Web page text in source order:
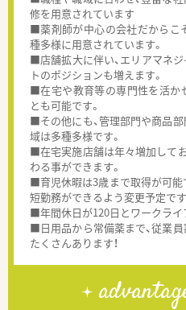
修を用意されています
■薬剤師が中心の会社だからこ
種多様に用意されています。
■店舗拡大に伴い、エリアマネ
トのポジションも増えます。
■在宅や教育等の専門性を活か
とも可能です。
■その他にも、管理部門や商品
域は多種多様です。
■在宅実施店舗は年々増加して
わる事ができます。
■育児休暇は3歳まで取得が可能
短勤務ができるよう変更予定です
■年間休日が120日とワークライ
■日用品から常備薬まで、従業
たくさんあります！